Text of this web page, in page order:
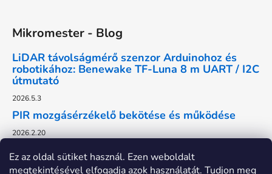
Ez az oldal sütiket használ. Ezen weboldalt
megtekintésével elfogadja azok használatát. Tudjon meg
Mikromester - Blog
LiDAR távolságmérő szenzor Arduinohoz és
robotikához: Benewake TF-Luna 8 m UART / I2C
útmutató
2026.5.3
PIR mozgásérzékelő bekötése és működése
2026.2.20